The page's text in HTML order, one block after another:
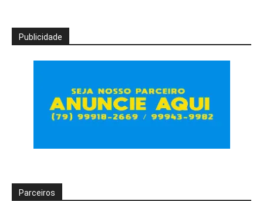
Publicidade
Parceiros